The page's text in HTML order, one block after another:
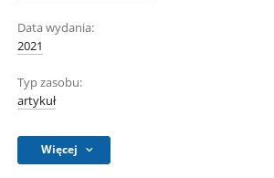
Data wydania:
2021
Typ zasobu:
artykuł
Więcej